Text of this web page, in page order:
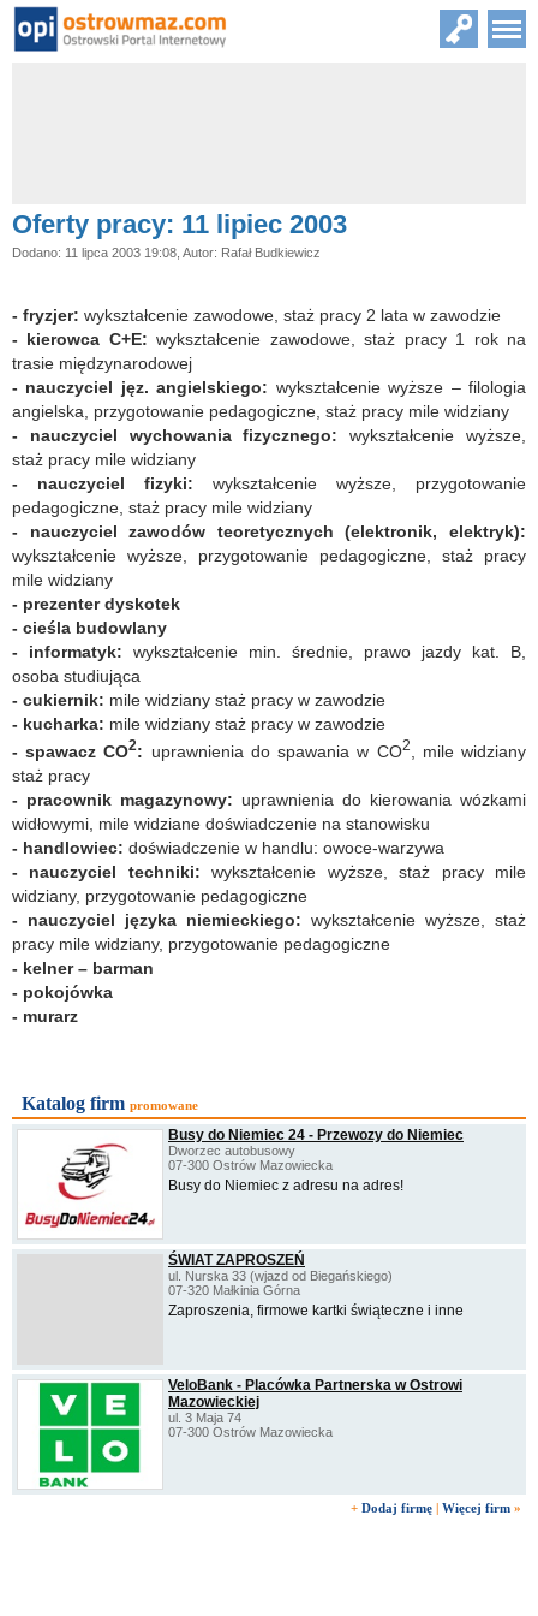
Oferty pracy: 11 lipiec 2003
Dodano: 11 lipca 2003 19:08, Autor: Rafał Budkiewicz
- fryzjer: wykształcenie zawodowe, staż pracy 2 lata w zawodzie
- kierowca C+E: wykształcenie zawodowe, staż pracy 1 rok na
trasie międzynarodowej
- nauczyciel jęz. angielskiego: wykształcenie wyższe – filologia
angielska, przygotowanie pedagogiczne, staż pracy mile widziany
- nauczyciel wychowania fizycznego: wykształcenie wyższe,
staż pracy mile widziany
- nauczyciel fizyki: wykształcenie wyższe, przygotowanie
pedagogiczne, staż pracy mile widziany
- nauczyciel zawodów teoretycznych (elektronik, elektryk):
wykształcenie wyższe, przygotowanie pedagogiczne, staż pracy
mile widziany
- prezenter dyskotek
- cieśla budowlany
- informatyk: wykształcenie min. średnie, prawo jazdy kat. B,
osoba studiująca
- cukiernik: mile widziany staż pracy w zawodzie
- kucharka: mile widziany staż pracy w zawodzie
- spawacz CO2: uprawnienia do spawania w CO2
, mile widziany
staż pracy
- pracownik magazynowy: uprawnienia do kierowania wózkami
widłowymi, mile widziane doświadczenie na stanowisku
- handlowiec: doświadczenie w handlu: owoce-warzywa
- nauczyciel techniki: wykształcenie wyższe, staż pracy mile
widziany, przygotowanie pedagogiczne
- nauczyciel języka niemieckiego: wykształcenie wyższe, staż
pracy mile widziany, przygotowanie pedagogiczne
- kelner – barman
- pokojówka
- murarz
Katalog firm promowane
Busy do Niemiec 24 - Przewozy do Niemiec
Dworzec autobusowy
07-300 Ostrów Mazowiecka
Busy do Niemiec z adresu na adres!
ŚWIAT ZAPROSZEŃ
ul. Nurska 33 (wjazd od Biegańskiego)
07-320 Małkinia Górna
Zaproszenia, firmowe kartki świąteczne i inne
VeloBank - Placówka Partnerska w Ostrowi
Mazowieckiej
ul. 3 Maja 74
07-300 Ostrów Mazowiecka
+ Dodaj firmę | Więcej firm »